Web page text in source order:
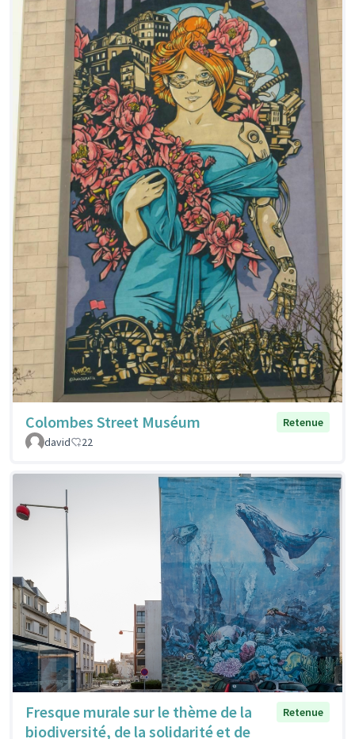
Colombes Street Muséum
Retenue
david
22
Fresque murale sur le thème de la
biodiversité, de la solidarité et de
Retenue